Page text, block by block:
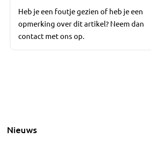
Heb je een foutje gezien of heb je een
opmerking over dit artikel? Neem dan
contact met ons op.
Nieuws